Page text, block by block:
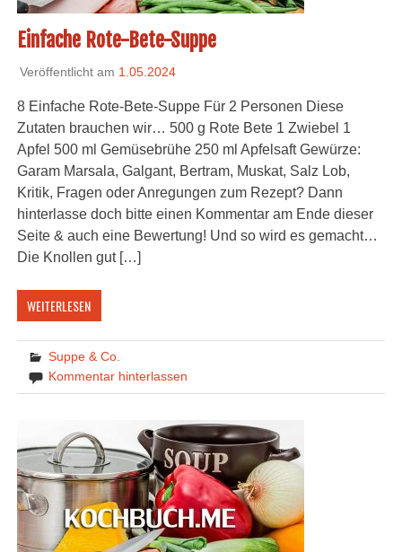
Einfache Rote-Bete-Suppe
Veröffentlicht am 1.05.2024
8 Einfache Rote-Bete-Suppe Für 2 Personen Diese
Zutaten brauchen wir… 500 g Rote Bete 1 Zwiebel 1
Apfel 500 ml Gemüsebrühe 250 ml Apfelsaft Gewürze:
Garam Marsala, Galgant, Bertram, Muskat, Salz Lob,
Kritik, Fragen oder Anregungen zum Rezept? Dann
hinterlasse doch bitte einen Kommentar am Ende dieser
Seite & auch eine Bewertung! Und so wird es gemacht…
Die Knollen gut […]
WEITERLESEN
Suppe & Co.
Kommentar hinterlassen